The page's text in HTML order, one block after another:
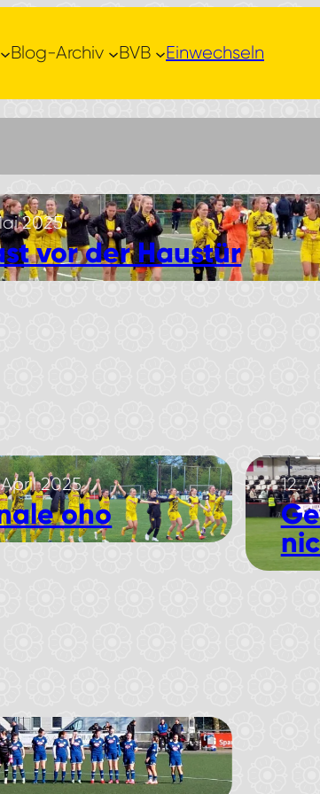
Blog-Archiv BVB Einwechseln
2025
vor der Haustür
2025
oho
12.